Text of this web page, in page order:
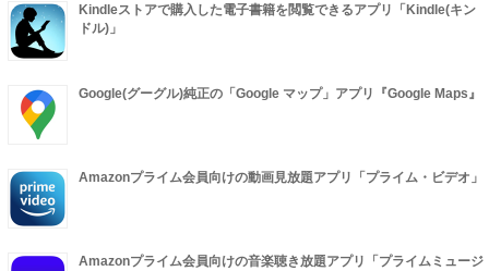
Kindleストアで購入した電子書籍を閲覧できるアプリ「Kindle(キン
ドル)」
Google(グーグル)純正の「Google マップ」アプリ『Google Maps』
Amazonプライム会員向けの動画見放題アプリ「プライム・ビデオ」
Amazonプライム会員向けの音楽聴き放題アプリ「プライムミュージ